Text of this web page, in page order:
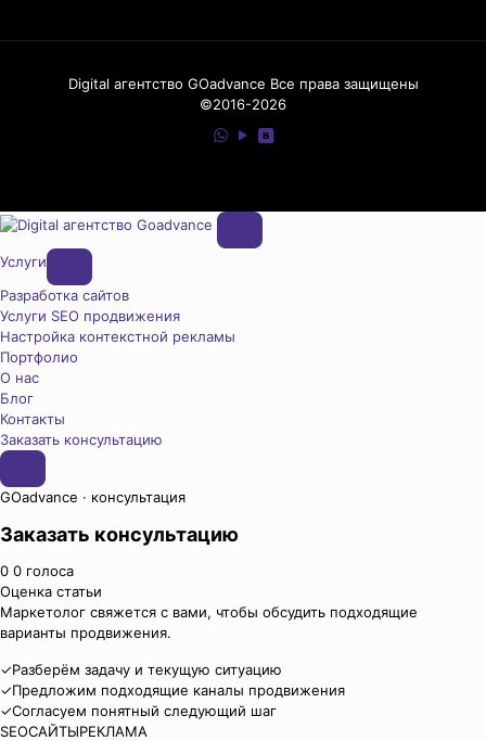
Digital агентство GOadvance Все права защищены
©2016-2026
Услуги
Разработка сайтов
Услуги SEO продвижения
Настройка контекстной рекламы
Портфолио
О нас
Блог
Контакты
Заказать консультацию
GOadvance · консультация
Заказать консультацию
0 0 голоса
Оценка статьи
Маркетолог свяжется с вами, чтобы обсудить подходящие
варианты продвижения.
✓Разберём задачу и текущую ситуацию
✓Предложим подходящие каналы продвижения
✓Согласуем понятный следующий шаг
SEOСАЙТЫРЕКЛАМА